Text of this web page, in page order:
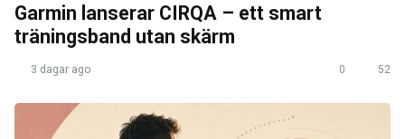
Garmin lanserar CIRQA – ett smart
träningsband utan skärm
3 dagar ago 0 52